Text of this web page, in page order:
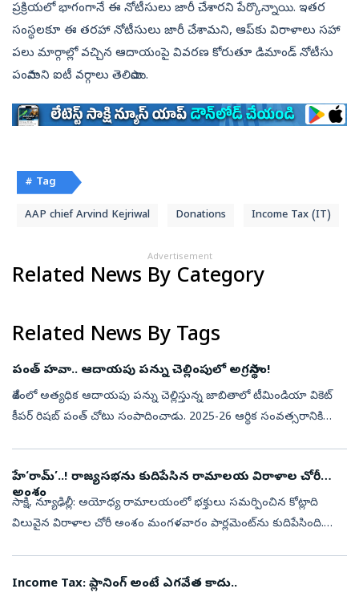
ప్రక్రియలో భాగంగానే ఈ నోటీసులు జారీ చేశారని పేర్కొన్నాయి. ఇతర
సంస్థలకూ ఈ తరహా నోటీసులు జారీ చేశామని, ఆప్‌కు విరాళాలు సహా
పలు మార్గాల్లో వచ్చిన ఆదాయంపై వివరణ కోరుతూ డిమాండ్‌ నోటీసు
పంపామని ఐటీ వర్గాలు తెలిపాయి.
# Tag
AAP chief Arvind Kejriwal Donations Income Tax (IT)
Advertisement
Related News By Category
Related News By Tags
పంత్‌ హవా.. ఆదాయపు పన్ను చెల్లింపులో అగ్రస్థానం!
దేశంలో అత్య‌ధిక ఆదాయపు పన్ను చెల్లిస్తున్న జాబితాలో టీమిండియా వికెట్
కీప‌ర్ రిష‌బ్ పంత్ చోటు సంపాదించాడు. 2025-26 ఆర్థిక సంవ‌త్స‌రానికి
హే‘రామ్‌’..! రాజ్యసభను కుదిపేసిన రామాలయ విరాళాల చోరీ
అంశం
సాక్షి, న్యూఢిల్లీ: అయోధ్య రామాలయంలో భక్తులు సమర్పించిన కోట్లాది
విలువైన విరాళాల చోరీ అంశం మంగళవారం పార్లమెంట్‌ను కుదిపేసింది.
Income Tax: ప్లానింగ్‌ అంటే ఎగవేత కాదు..